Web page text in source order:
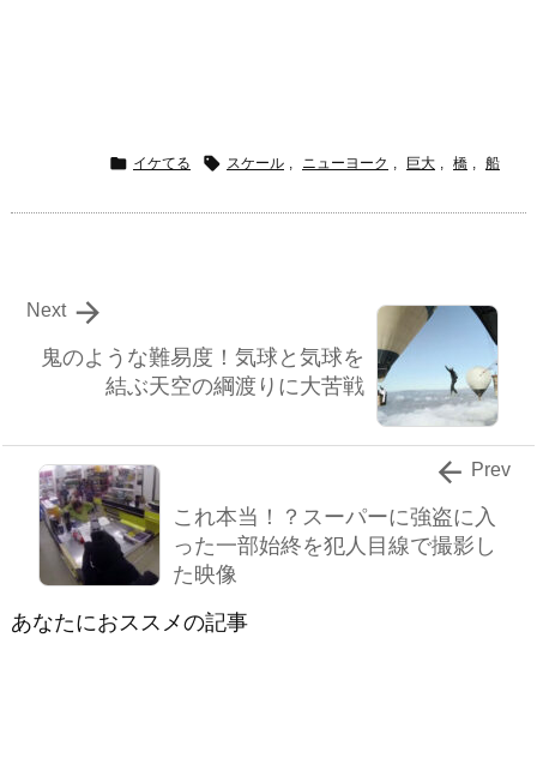
 イケてる  スケール , ニューヨーク , 巨大 , 橋 , 船
鬼のような難易度！気球と気球を
結ぶ天空の綱渡りに大苦戦

Next
これ本当！？スーパーに強盗に入
った一部始終を犯人目線で撮影し
た映像
 Prev
あなたにおススメの記事